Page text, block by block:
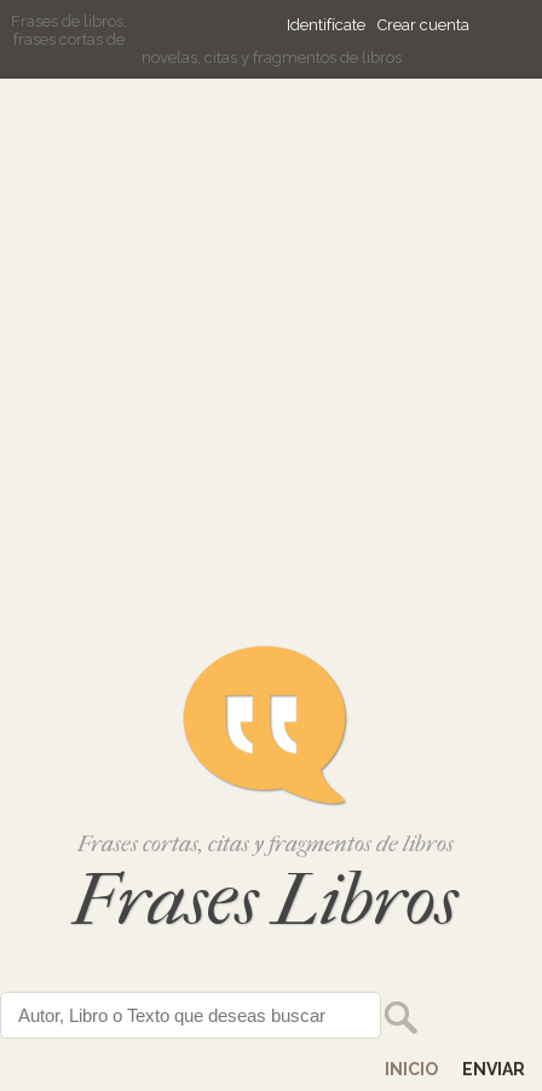
Identifícate Crear cuenta
Frases de libros,
frases cortas de
novelas, citas y fragmentos de libros
Frases cortas, citas y fragmentos de libros
Frases Libros
INICIO
ENVIAR